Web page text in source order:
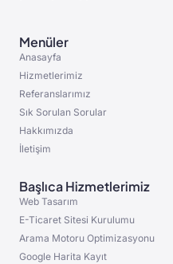
Menüler
Anasayfa
Hizmetlerimiz
Referanslarımız
Sık Sorulan Sorular
Hakkımızda
İletişim
Başlıca Hizmetlerimiz
Web Tasarım
E-Ticaret Sitesi Kurulumu
Arama Motoru Optimizasyonu
Google Harita Kayıt